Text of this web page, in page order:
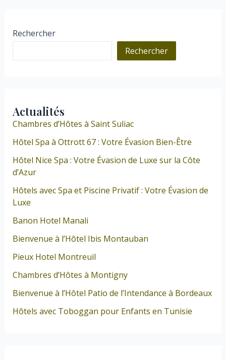
Rechercher
Rechercher
Actualités
Chambres d’Hôtes à Saint Suliac
Hôtel Spa à Ottrott 67 : Votre Évasion Bien-Être
Hôtel Nice Spa : Votre Évasion de Luxe sur la Côte
d’Azur
Hôtels avec Spa et Piscine Privatif : Votre Évasion de
Luxe
Banon Hotel Manali
Bienvenue à l’Hôtel Ibis Montauban
Pieux Hotel Montreuil
Chambres d’Hôtes à Montigny
Bienvenue à l’Hôtel Patio de l’Intendance à Bordeaux
Hôtels avec Toboggan pour Enfants en Tunisie